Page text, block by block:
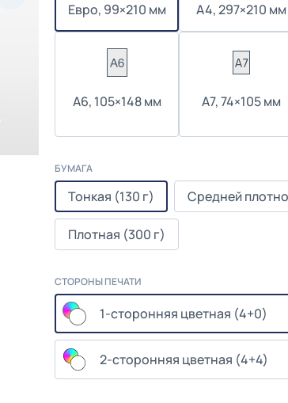
Евро, 99×210 мм А4, 297×210 мм
А6, 105×148 мм А7, 74×105 мм
БУМАГА
Тонкая (130 г) Средней
Плотная (300 г)
СТОРОНЫ ПЕЧАТИ
1-сторонняя цветная (4+0)
2-сторонняя цветная (4+4)